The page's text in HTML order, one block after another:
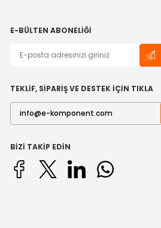
E-BÜLTEN ABONELIĞI
TEKLİF, SİPARİŞ VE DESTEK İÇİN TIKLA
BIZI TAKIP EDIN